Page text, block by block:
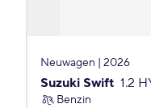
Neuwagen | 2026
Suzuki Swift 1.2
Benzin